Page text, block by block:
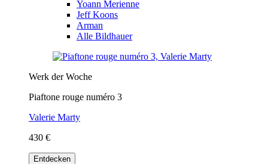
Yoann Merienne
Jeff Koons
Arman
Alle Bildhauer
Werk der Woche
Piaftone rouge numéro 3
Valerie Marty
430 €
Entdecken